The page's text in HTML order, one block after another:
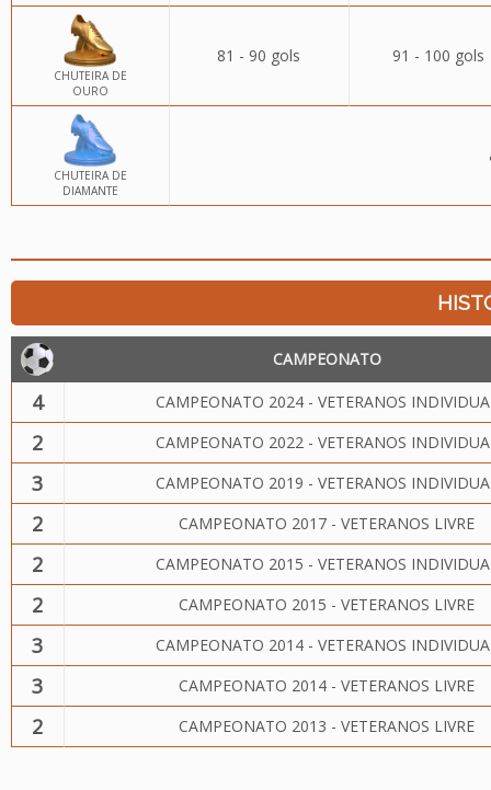
CHUTEIRA DE
OURO
81 - 90 gols 91 - 100 gols
CHUTEIRA DE
DIAMANTE
CAMPEONATO
4 CAMPEONATO 2024 - VETERANOS
2 CAMPEONATO 2022 - VETERANOS
3 CAMPEONATO 2019 - VETERANOS
2 CAMPEONATO 2017 - VETERANOS LIVRE
2 CAMPEONATO 2015 - VETERANOS
2 CAMPEONATO 2015 - VETERANOS LIVRE
3 CAMPEONATO 2014 - VETERANOS
3 CAMPEONATO 2014 - VETERANOS LIVRE
2 CAMPEONATO 2013 - VETERANOS LIVRE